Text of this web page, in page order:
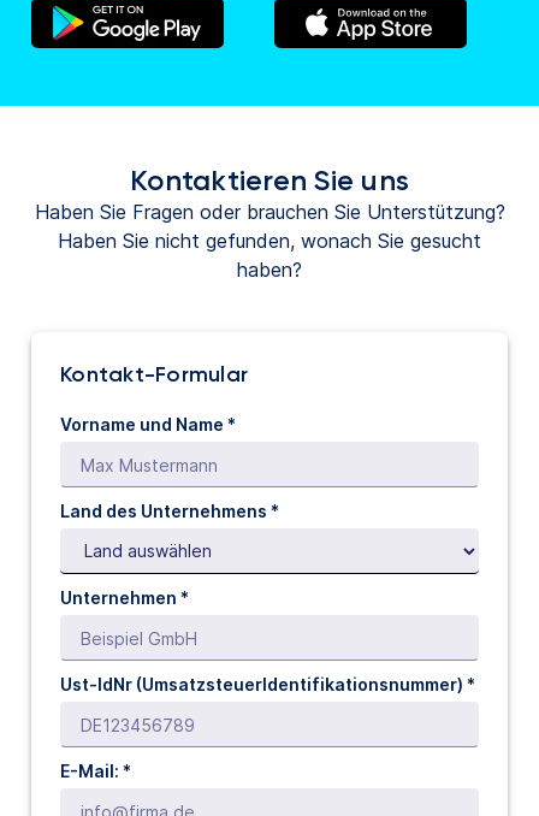
geöffnet)
Tab
geöffnet)
Kontaktieren Sie uns
Haben Sie Fragen oder brauchen Sie Unterstützung?
Haben Sie nicht gefunden, wonach Sie gesucht
haben?
Kontakt-Formular
Vorname und Name *
Land des Unternehmens *
Unternehmen *
Ust-IdNr (UmsatzsteuerIdentifikationsnummer) *
E-Mail: *